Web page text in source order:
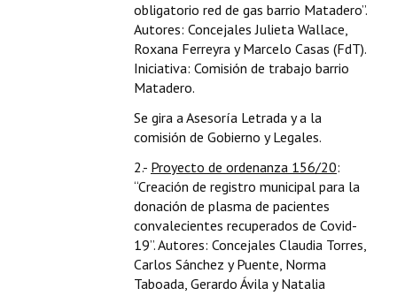
obligatorio red de gas barrio Matadero”.
Autores: Concejales Julieta Wallace,
Roxana Ferreyra y Marcelo Casas (FdT).
Iniciativa: Comisión de trabajo barrio
Matadero.
Se gira a Asesoría Letrada y a la
comisión de Gobierno y Legales.
2.- Proyecto de ordenanza 156/20:
“Creación de registro municipal para la
donación de plasma de pacientes
convalecientes recuperados de Covid-
19”. Autores: Concejales Claudia Torres,
Carlos Sánchez y Puente, Norma
Taboada, Gerardo Ávila y Natalia